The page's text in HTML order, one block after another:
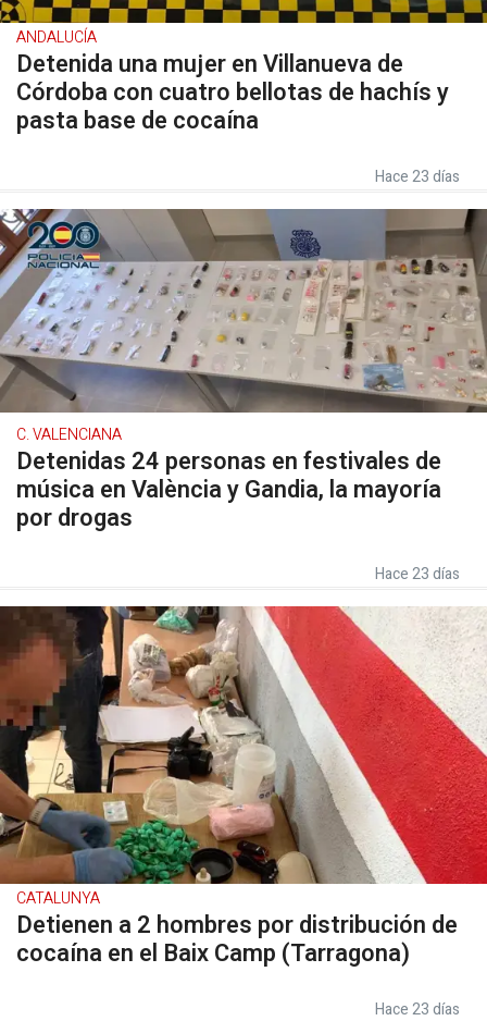
ANDALUCÍA
Detenida una mujer en Villanueva de
Córdoba con cuatro bellotas de hachís y
pasta base de cocaína
Hace 23 días
C. VALENCIANA
Detenidas 24 personas en festivales de
música en València y Gandia, la mayoría
por drogas
Hace 23 días
CATALUNYA
Detienen a 2 hombres por distribución de
cocaína en el Baix Camp (Tarragona)
Hace 23 días